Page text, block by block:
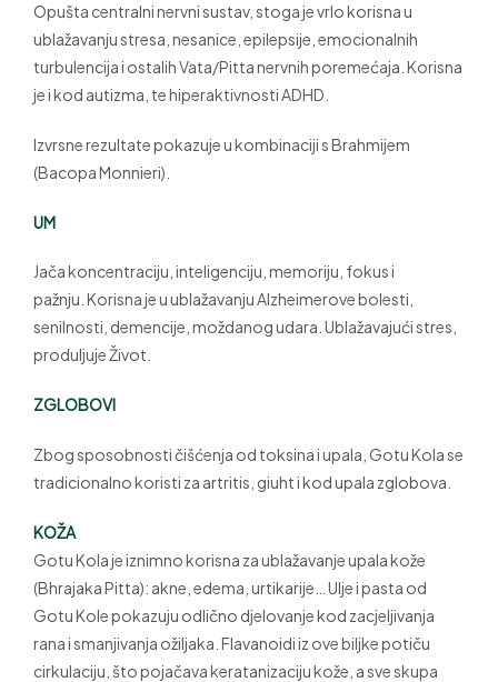
Opušta centralni nervni sustav, stoga je vrlo korisna u
ublažavanju stresa, nesanice, epilepsije, emocionalnih
turbulencija i ostalih Vata/Pitta nervnih poremećaja. Korisna
je i kod autizma, te hiperaktivnosti ADHD.
Izvrsne rezultate pokazuje u kombinaciji s Brahmijem
(Bacopa Monnieri).
UM
Jača koncentraciju, inteligenciju, memoriju, fokus i
pažnju. Korisna je u ublažavanju Alzheimerove bolesti,
senilnosti, demencije, moždanog udara. Ublažavajući stres,
produljuje Život.
ZGLOBOVI
Zbog sposobnosti čišćenja od toksina i upala, Gotu Kola se
tradicionalno koristi za artritis, giuht i kod upala zglobova.
KOŽA
Gotu Kola je iznimno korisna za ublažavanje upala kože
(Bhrajaka Pitta): akne, edema, urtikarije… Ulje i pasta od
Gotu Kole pokazuju odlično djelovanje kod zacjeljivanja
rana i smanjivanja ožiljaka. Flavanoidi iz ove biljke potiču
cirkulaciju, što pojačava keratanizaciju kože, a sve skupa